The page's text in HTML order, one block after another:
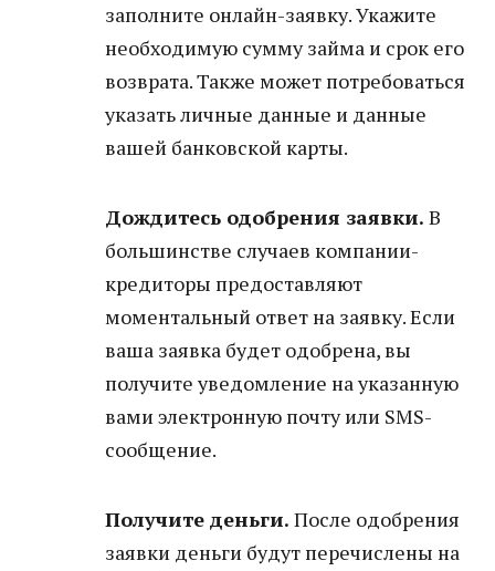
заполните онлайн-заявку. Укажите
необходимую сумму займа и срок его
возврата. Также может потребоваться
указать личные данные и данные
вашей банковской карты.
Дождитесь одобрения заявки. В
большинстве случаев компании-
кредиторы предоставляют
моментальный ответ на заявку. Если
ваша заявка будет одобрена, вы
получите уведомление на указанную
вами электронную почту или SMS-
сообщение.
Получите деньги. После одобрения
заявки деньги будут перечислены на